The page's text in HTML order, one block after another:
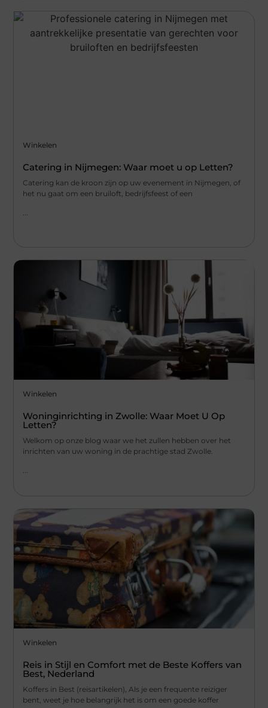
Winkelen
Catering in Nijmegen: Waar moet u op Letten?
Catering kan de kroon zijn op uw evenement in Nijmegen, of
het nu gaat om een bruiloft, bedrijfsfeest of een
...
Winkelen
Woninginrichting in Zwolle: Waar Moet U Op
Letten?
Welkom op onze blog waar we het zullen hebben over het
inrichten van uw woning in de prachtige stad Zwolle.
...
Winkelen
Reis in Stijl en Comfort met de Beste Koffers van
Best, Nederland
Koffers in Best (reisartikelen), Als je een frequente reiziger
bent, weet je hoe belangrijk het is om een goede koffer